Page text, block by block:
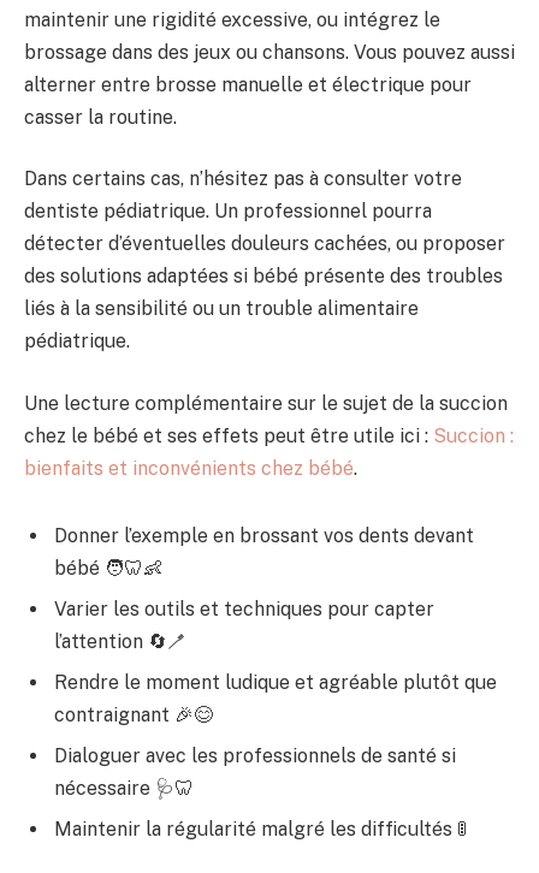
maintenir une rigidité excessive, ou intégrez le
brossage dans des jeux ou chansons. Vous pouvez aussi
alterner entre brosse manuelle et électrique pour
casser la routine.
Dans certains cas, n’hésitez pas à consulter votre
dentiste pédiatrique. Un professionnel pourra
détecter d’éventuelles douleurs cachées, ou proposer
des solutions adaptées si bébé présente des troubles
liés à la sensibilité ou un trouble alimentaire
pédiatrique.
Une lecture complémentaire sur le sujet de la succion
chez le bébé et ses effets peut être utile ici : Succion :
bienfaits et inconvénients chez bébé.
Donner l’exemple en brossant vos dents devant
bébé 🧑‍🦷👶
Varier les outils et techniques pour capter
l’attention 🔄🪥
Rendre le moment ludique et agréable plutôt que
contraignant 🎉😊
Dialoguer avec les professionnels de santé si
nécessaire 🩺🦷
Maintenir la régularité malgré les difficultés 🚦